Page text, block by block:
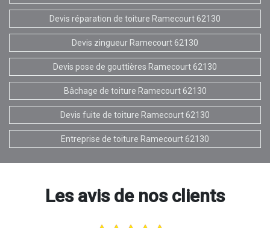
Devis réparation de toiture Ramecourt 62130
Devis zingueur Ramecourt 62130
Devis pose de gouttières Ramecourt 62130
Bâchage de toiture Ramecourt 62130
Devis fuite de toiture Ramecourt 62130
Entreprise de toiture Ramecourt 62130
Les avis de nos clients